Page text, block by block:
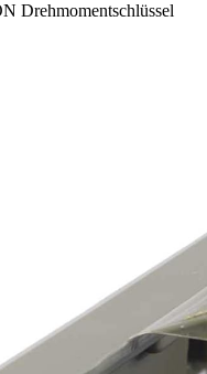
Drehmomentschlüssel